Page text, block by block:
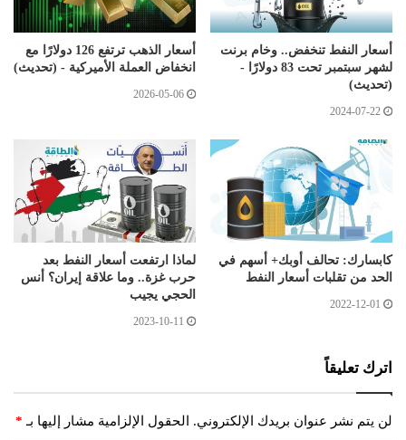
أسعار النفط تنخفض.. وخام برنت
لشهر سبتمبر تحت 83 دولارًا -
(تحديث)
2024-07-22
أسعار الذهب ترتفع 126 دولارًا مع
انخفاض العملة الأميركية - (تحديث)
2026-05-06
كابسارك: تحالف أوبك+ أسهم في
الحد من تقلبات أسعار النفط
2022-12-01
لماذا ارتفعت أسعار النفط بعد
حرب غزة.. وما علاقة إيران؟ أنس
الحجي يجيب
2023-10-11
اترك تعليقاً
لن يتم نشر عنوان بريدك الإلكتروني. الحقول الإلزامية مشار إليها بـ *